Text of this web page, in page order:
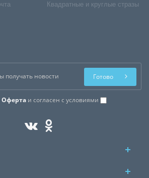
Квадратные и круглые стразы
Офертаи согласен с условиями
Готово